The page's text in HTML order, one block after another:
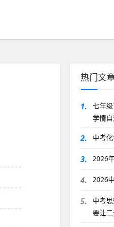
热门文
1.
七年
学情
2. 中考
3. 2026
4. 2026
5.
中考
要让